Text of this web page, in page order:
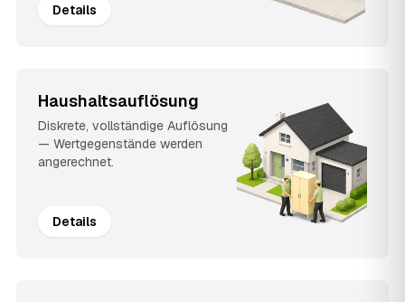
Details
Haushaltsauflösung
Diskrete, vollständige Auflösung
— Wertgegenstände werden
angerechnet.
Details